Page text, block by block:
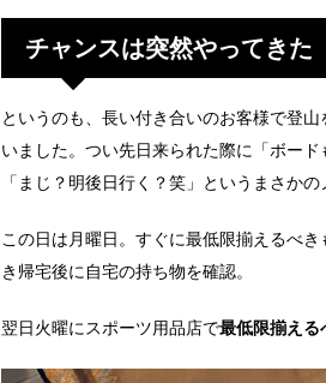
チャンスは突然やってきた
というのも、長い付き合いのお客様で登
いました。つい先日来られた際に「ボー
「まじ？明後日行く？笑」というまさか
この日は月曜日。すぐに最低限揃えるべ
き帰宅後に自宅の持ち物を確認。
翌日火曜にスポーツ用品店で最低限揃える